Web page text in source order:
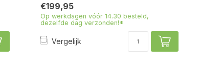
€199,95
Op werkdagen vóór 14.30 besteld,
dezelfde dag verzonden!*
Vergelijk